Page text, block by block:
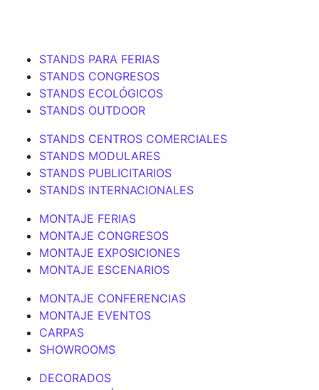
STANDS PARA FERIAS
STANDS CONGRESOS
STANDS ECOLÓGICOS
STANDS OUTDOOR
STANDS CENTROS COMERCIALES
STANDS MODULARES
STANDS PUBLICITARIOS
STANDS INTERNACIONALES
MONTAJE FERIAS
MONTAJE CONGRESOS
MONTAJE EXPOSICIONES
MONTAJE ESCENARIOS
MONTAJE CONFERENCIAS
MONTAJE EVENTOS
CARPAS
SHOWROOMS
DECORADOS